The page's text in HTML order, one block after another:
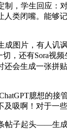
，学生回应：
类闭嘴。能够
图片，有人讥
，还有Sora视
还会生成一张拼
臆想的接
吸啊！对于一些
帖子起头——生